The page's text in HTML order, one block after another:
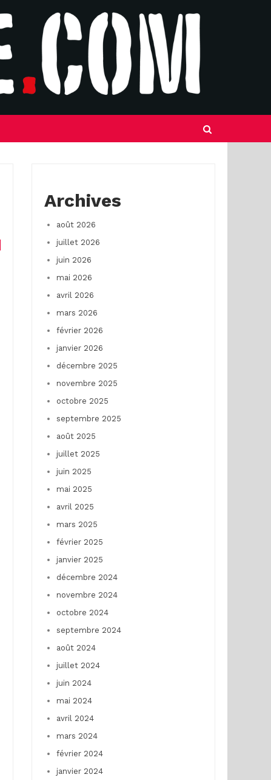
Archives
août 2026
juillet 2026
juin 2026
mai 2026
avril 2026
mars 2026
février 2026
janvier 2026
décembre 2025
novembre 2025
octobre 2025
septembre 2025
août 2025
juillet 2025
juin 2025
mai 2025
avril 2025
mars 2025
février 2025
janvier 2025
décembre 2024
novembre 2024
octobre 2024
septembre 2024
août 2024
juillet 2024
juin 2024
mai 2024
avril 2024
mars 2024
février 2024
janvier 2024